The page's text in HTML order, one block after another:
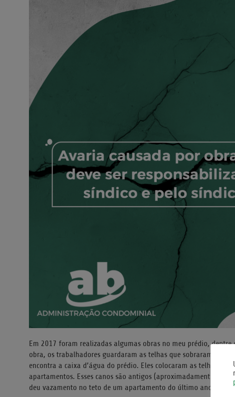
Em 2017 foram realizadas algumas obras no meu prédio,
obra, os trabalhadores guardaram as telhas que sobraram
encontra a caixa d’água do prédio. Eles colocaram as telhas
apartamentos. Esses canos são antigos (aproximadamente 20
deu vazamento no teto de um apartamento do último andar.